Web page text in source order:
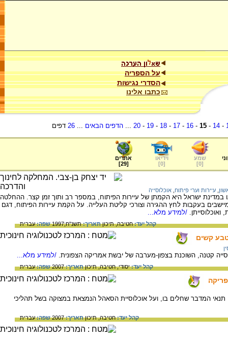
על הספריה
הסדרי נגישות
כתבו אלינו
-
14
-
15
-
16
-
17
-
18
-
19
-
20
...הדפים הבאים ...
26 דפים
שמע
[
0
]
וידיאו
[
0
]
אתרים
[
29
]
עיירות וערי פיתוח אוכלוסייה
ישראל היא הקמתן של עיירות הפיתוח, במספר רב ותוך זמן קצר. ההחלטה
בעקבות לחץ ההגירה וצורכי קליטת העלייה. על הקמת עיירות הפיתוח, דגם
ואוכלוסייתן. /למידע מלא...
קהל יעד:חטיבה,תיכוןתאריך:תשנ"ח;1997 שפה:עברית
קשים
קטנה, השוכנת בצפון-מערבה של יבשת אמריקה הצפונית. /למידע מלא...
קהל יעד:יסודי,חטיבה,תיכוןתאריך:2007 שפה:עברית
תנאי המדבר שחלים בו, ועל אוכלוסיית הסאהל הנמצאת במצוקה בשל תהליכי
קהל יעד:חטיבה,תיכוןתאריך:2007 שפה:עברית